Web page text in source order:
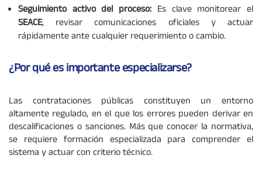
Seguimiento activo del proceso: Es clave monitorear el
SEACE, revisar comunicaciones oficiales y actuar
rápidamente ante cualquier requerimiento o cambio.
¿Por qué es importante especializarse?
Las contrataciones públicas constituyen un entorno
altamente regulado, en el que los errores pueden derivar en
descalificaciones o sanciones. Más que conocer la normativa,
se requiere formación especializada para comprender el
sistema y actuar con criterio técnico.